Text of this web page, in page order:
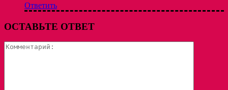
Ответить
ОСТАВЬТЕ ОТВЕТ